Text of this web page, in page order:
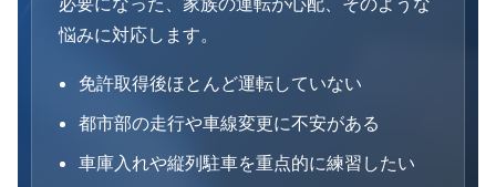
悩みに対応します。
免許取得後ほとんど運転していない
都市部の走行や車線変更に不安がある
車庫入れや縦列駐車を重点的に練習したい